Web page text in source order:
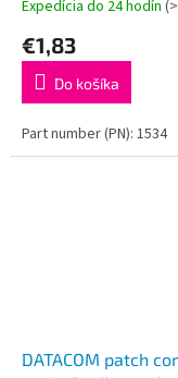
Expedícia do 24 hodín
€1,83
Do košíka
Part number (PN): 1534
DATACOM patch